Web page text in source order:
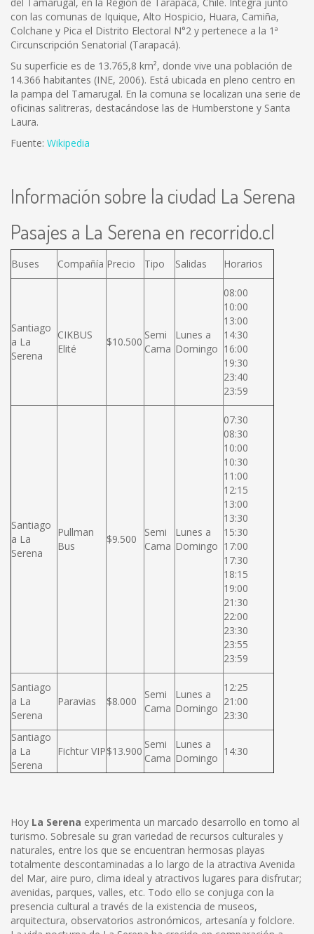
con las comunas de Iquique, Alto Hospicio, Huara, Camiña,
Colchane y Pica el Distrito Electoral N°2 y pertenece a la 1ª
Circunscripción Senatorial (Tarapacá).
Su superficie es de 13.765,8 km², donde vive una población de
14.366 habitantes (INE, 2006). Está ubicada en pleno centro en
la pampa del Tamarugal. En la comuna se localizan una serie de
oficinas salitreras, destacándose las de Humberstone y Santa
Laura.
Fuente: Wikipedia
Información sobre la ciudad La Serena
Pasajes a La Serena en recorrido.cl
Buses Compañía Precio Tipo Salidas Horarios
Santiago
a La
Serena
CIKBUS
Elité
$10.500
Semi
Cama
Lunes a
Domingo
08:00
10:00
13:00
14:30
16:00
19:30
23:40
23:59
Santiago
a La
Serena
Pullman
Bus
$9.500
Semi
Cama
Lunes a
Domingo
07:30
08:30
10:00
10:30
11:00
12:15
13:00
13:30
15:30
17:00
17:30
18:15
19:00
21:30
22:00
23:30
23:55
23:59
Santiago
a La
Serena
Paravias $8.000
Semi
Cama
Lunes a
Domingo
12:25
21:00
23:30
Santiago
a La
Serena
Fichtur VIP$13.900
Semi
Cama
Lunes a
Domingo
14:30
Hoy La Serena experimenta un marcado desarrollo en torno al
turismo. Sobresale su gran variedad de recursos culturales y
naturales, entre los que se encuentran hermosas playas
totalmente descontaminadas a lo largo de la atractiva Avenida
del Mar, aire puro, clima ideal y atractivos lugares para disfrutar;
avenidas, parques, valles, etc. Todo ello se conjuga con la
presencia cultural a través de la existencia de museos,
arquitectura, observatorios astronómicos, artesanía y folclore.